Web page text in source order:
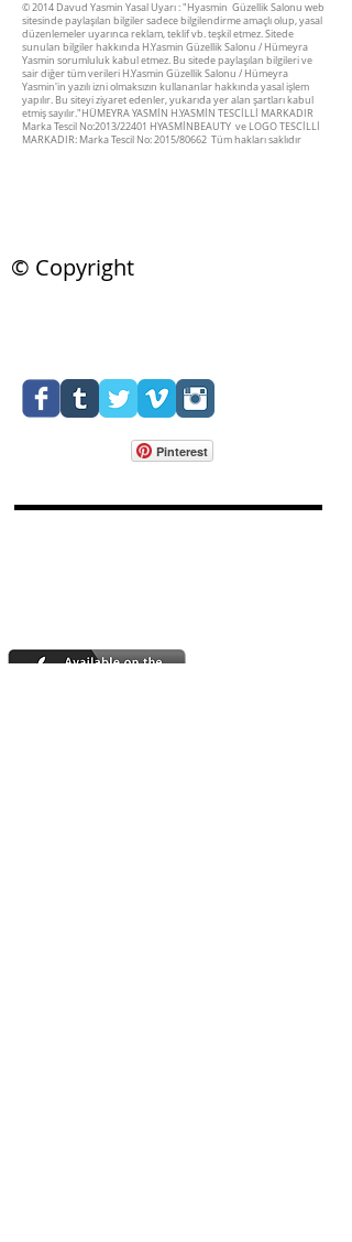
© 2014 Davud Yasmin Yasal Uyarı :"Hyasmin Güzellik Salonu web
sitesinde paylaşılan bilgiler sadece bilgilendirme amaçlı olup, yasal
düzenlemeler uyarınca reklam, teklif vb. teşkil etmez. Sitede
sunulan bilgiler hakkında H.Yasmin Güzellik Salonu / Hümeyra
Yasmin sorumluluk kabul etmez. Bu sitede paylaşılan bilgileri ve
sair diğer tüm verileri H.Yasmin Güzellik Salonu / Hümeyra
Yasmin'in yazılı izni olmaksızın kullananlar hakkında yasal işlem
yapılır. Bu siteyi ziyaret edenler, yukarıda yer alan şartları kabul
etmiş sayılır."HÜMEYRA YASMİN H.YASMİN TESCİLLİ MARKADIR
Marka Tescil No:2013/22401 HYASMİNBEAUTY ve LOGO TESCİLLİ
MARKADIR: Marka Tescil No: 2015/80662 Tüm hakları saklıdır
© Copyright
Pinterest